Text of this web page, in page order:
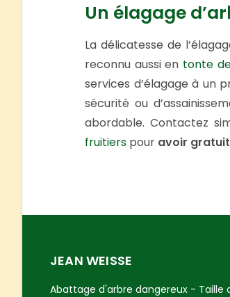
Un élagage
La délicatesse de
reconnu aussi en tonte
services d’élagage à un
sécurité ou
abordable. Contactez
fruitiers pour avoir
JEAN WEISSE
Abattage d'arbre dangereux - Taille